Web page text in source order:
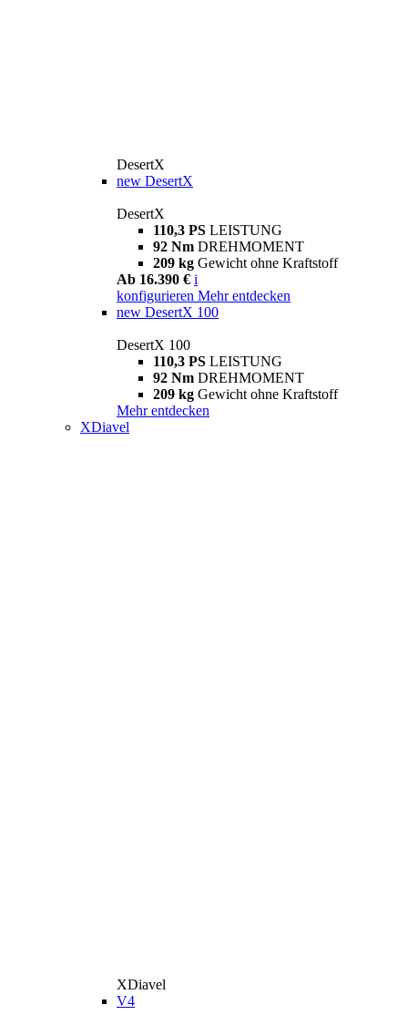
DesertX
new DesertX
DesertX
110,3 PS LEISTUNG
92 Nm DREHMOMENT
209 kg Gewicht ohne Kraftstoff
Ab 16.390 € i
konfigurieren Mehr entdecken
new DesertX 100
DesertX 100
110,3 PS LEISTUNG
92 Nm DREHMOMENT
209 kg Gewicht ohne Kraftstoff
Mehr entdecken
XDiavel
XDiavel
V4